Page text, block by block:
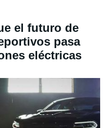
el futuro de
pasa
eléctricas